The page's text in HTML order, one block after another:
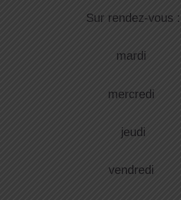
Sur rendez-vous :
mardi
mercredi
jeudi
vendredi